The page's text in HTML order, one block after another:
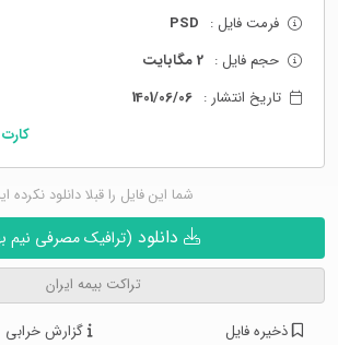
فرمت فایل : PSD
حجم فایل : 2 مگابایت
تاریخ انتشار : 1401/06/06
شما این فایل را قبلا دانلود نکرده
(ترافیک مصرفی نیم
تراکت بیمه ایران
ذخیره فایل گزارش خرابی